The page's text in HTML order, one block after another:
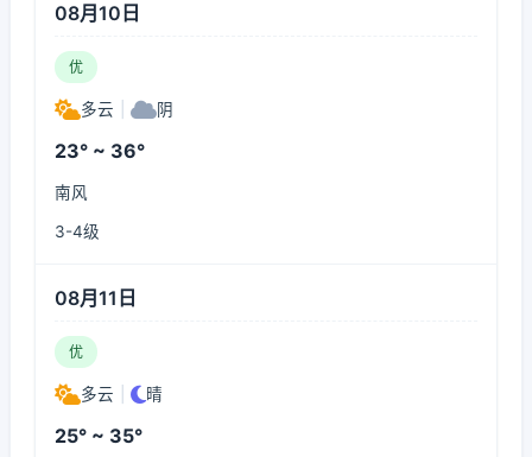
08月10日
优
多云 阴
23° ~ 36°
南风
3-4级
08月11日
优
多云 晴
25° ~ 35°